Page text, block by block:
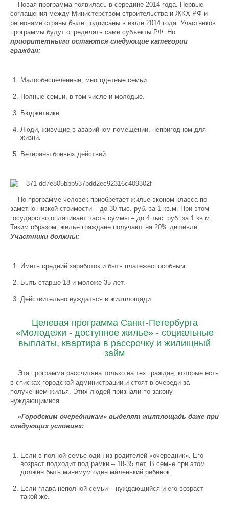
Новая программа появилась в середине 2014 года. Первые
соглашения между Министерством строительства и ЖКХ РФ и
регионами страны были подписаны в июле 2014 года. Участников
программы будут определять сами субъекты РФ. Но
приоритетными остаются следующие категории
граждан:
Малообеспеченные, многодетные семьи.
Полные семьи, в том числе и молодые.
Бюджетники.
Люди, живущие в аварийном помещении, непригодном для
жизни.
Ветераны боевых действий.
По программе человек приобретает жилье эконом-класса по
заметно низкой стоимости – до 30 тыс. руб. за 1 кв.м. При этом
государство оплачивает часть суммы – до 4 тыс. руб. за 1 кв.м.
Таким образом, жилье граждане получают на 20% дешевле.
Участники должны:
Иметь средний заработок и быть платежеспособным.
Быть старше 18 и моложе 35 лет.
Действительно нуждаться в жилплощади.
Целевая программа Санкт-Петербурга
«Молодежи - доступное жилье» - социальные
выплаты, квартира в рассрочку и жилищный
займ
Эта программа рассчитана только на тех граждан, которые есть
в списках городской администрации и стоят в очереди за
получением жилья. Этих людей признали по закону
нуждающимися.
«Городским очередникам» выделят жилплощадь даже при
следующих условиях:
Если в полной семье один из родителей «очередник». Его
возраст подходит под рамки – 18-35 лет. В семье при этом
должен быть минимум один маленький ребенок.
Если глава неполной семьи – нуждающийся и его возраст
такой же.